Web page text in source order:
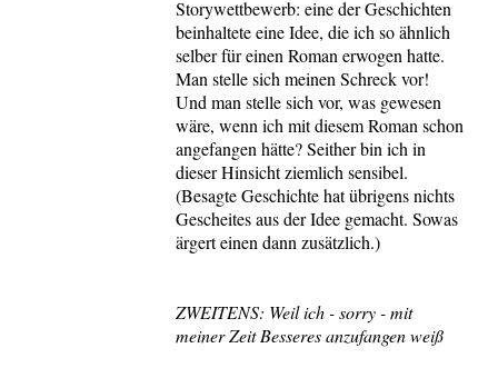
Storywettbewerb: eine der Geschichten
beinhaltete eine Idee, die ich so ähnlich
selber für einen Roman erwogen hatte.
Man stelle sich meinen Schreck vor!
Und man stelle sich vor, was gewesen
wäre, wenn ich mit diesem Roman schon
angefangen hätte? Seither bin ich in
dieser Hinsicht ziemlich sensibel.
(Besagte Geschichte hat übrigens nichts
Gescheites aus der Idee gemacht. Sowas
ärgert einen dann zusätzlich.)
ZWEITENS: Weil ich - sorry - mit
meiner Zeit Besseres anzufangen weiß